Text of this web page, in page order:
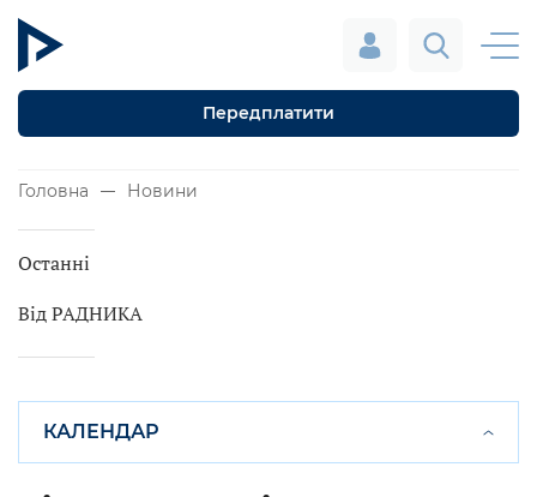
Передплатити
Головна Новини
Останні
Від РАДНИКА
КАЛЕНДАР